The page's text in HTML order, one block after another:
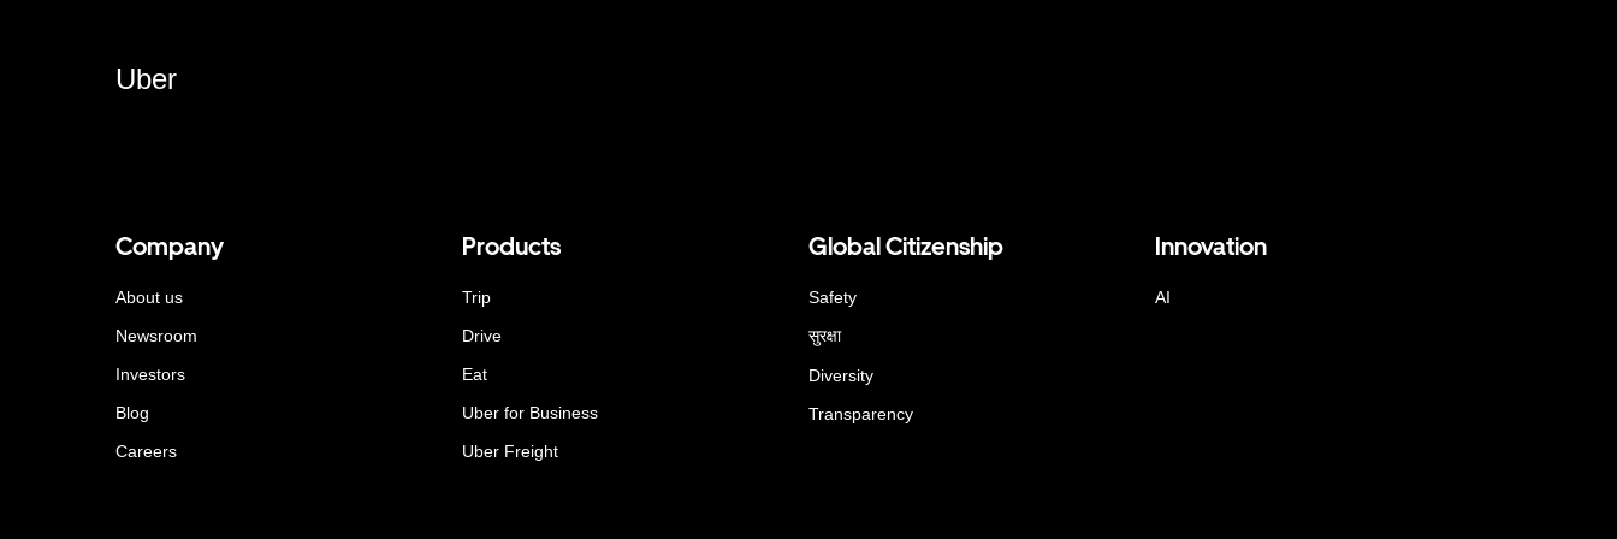
Uber
Company
About us
Newsroom
Investors
Blog
Careers
Products
Trip
Drive
Eat
Uber for Business
Uber Freight
Global Citizenship
Safety
सुरक्षा
Diversity
Transparency
Innovation
AI